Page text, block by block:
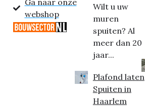
Ga naar onze
webshop
Wilt u uw
muren
spuiten? Al
meer dan 20
jaar...
Plafond laten
Spuiten in
Haarlem